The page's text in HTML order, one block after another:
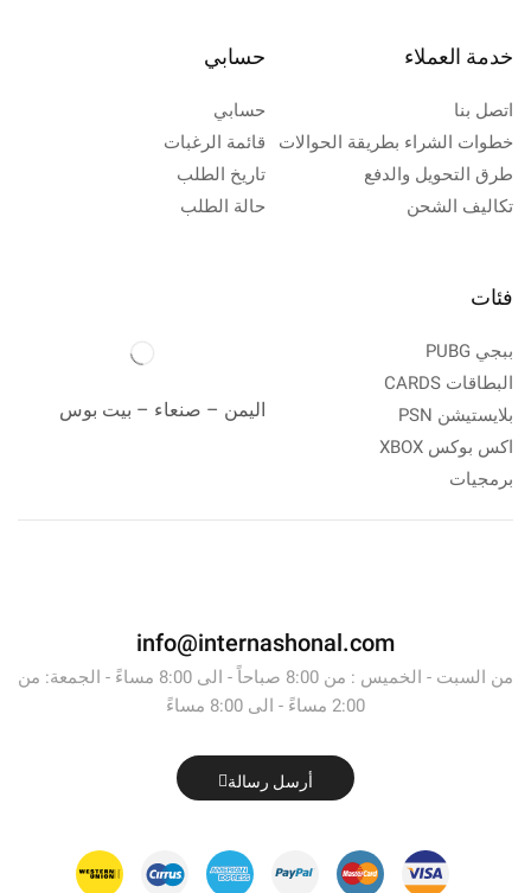
خدمة العملاء
اتصل بنا
خطوات الشراء بطريقة الحوالات
طرق التحويل والدفع
تكاليف الشحن
حسابي
حسابي
قائمة الرغبات
تاريخ الطلب
حالة الطلب
فئات
ببجي PUBG
البطاقات CARDS
بلايستيشن PSN
اكس بوكس XBOX
برمجيات
اليمن – صنعاء – بيت بوس
info@internashonal.com
من السبت - الخميس : من 8:00 صباحاً - الى 8:00 مساءً - الجمعة: من
2:00 مساءً - الى 8:00 مساءً
أرسل رسالة